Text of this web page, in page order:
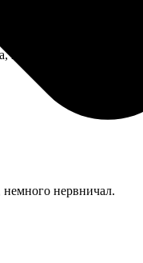
все подошло для
немного нервничал.